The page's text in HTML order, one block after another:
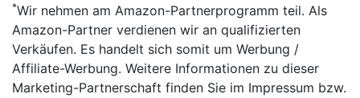
*Wir nehmen am Amazon-Partnerprogramm teil. Als
Amazon-Partner verdienen wir an qualifizierten
Verkäufen. Es handelt sich somit um Werbung /
Affiliate-Werbung. Weitere Informationen zu dieser
Marketing-Partnerschaft finden Sie im Impressum bzw.